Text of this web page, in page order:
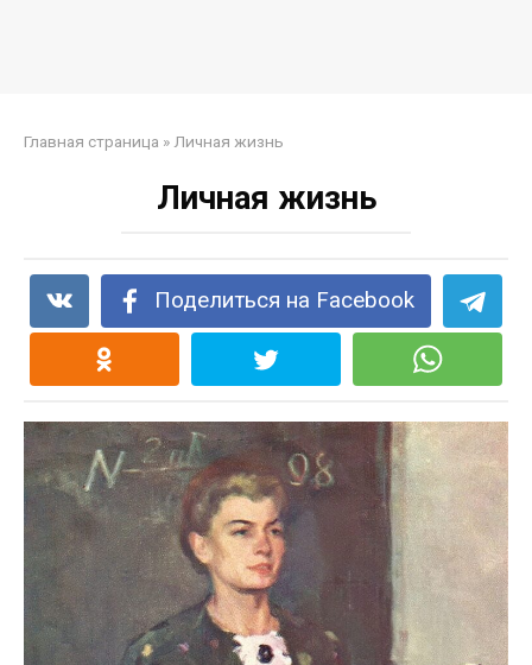
Главная страница » Личная жизнь
Личная жизнь
Поделиться на Facebook